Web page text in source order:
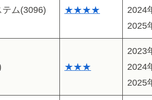
ム(3096) ★★★★
2024
2025
★★★
2023
2024
2025